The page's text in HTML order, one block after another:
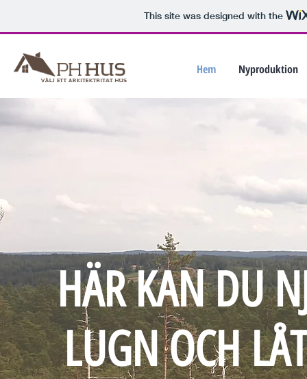
This site was designed with the
Hem Nyproduktion
HÄR KAN DU
LUGN OCH